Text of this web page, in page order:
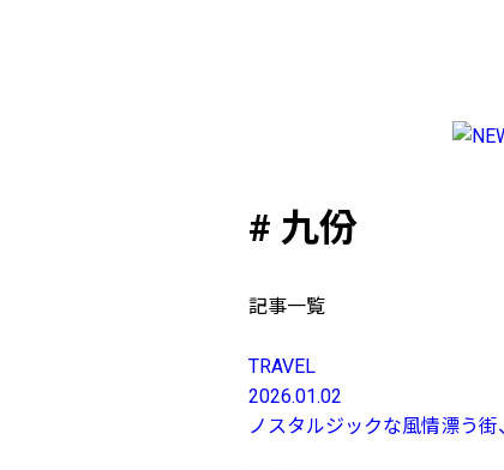
LIFESTYLE & CULTURE
FASHION & BEAUTY
# 九份
記事一覧
TRAVEL
2026.01.02
ノスタルジックな風情漂う